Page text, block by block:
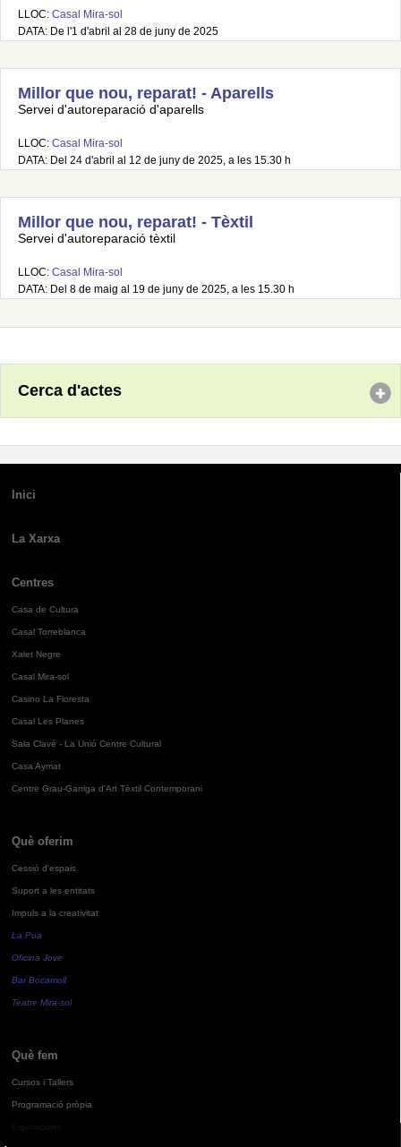
LLOC: Casal Mira-sol
DATA: De l'1 d'abril al 28 de juny de 2025
Millor que nou, reparat! - Aparells
Servei d'autoreparació d'aparells
LLOC: Casal Mira-sol
DATA: Del 24 d'abril al 12 de juny de 2025, a les 15.30 h
Millor que nou, reparat! - Tèxtil
Servei d'autoreparació tèxtil
LLOC: Casal Mira-sol
DATA: Del 8 de maig al 19 de juny de 2025, a les 15.30 h
Cerca d'actes
Inici
La Xarxa
Centres
Casa de Cultura
Casal Torreblanca
Xalet Negre
Casal Mira-sol
Casino La Floresta
Casal Les Planes
Sala Clavé - La Unió Centre Cultural
Casa Aymat
Centre Grau-Garriga d'Art Tèxtil Contemporani
Què oferim
Cessió d'espais
Suport a les entitats
Impuls a la creativitat
La Pua
Oficina Jove
Bar Bocamoll
Teatre Mira-sol
Què fem
Cursos i Tallers
Programació pròpia